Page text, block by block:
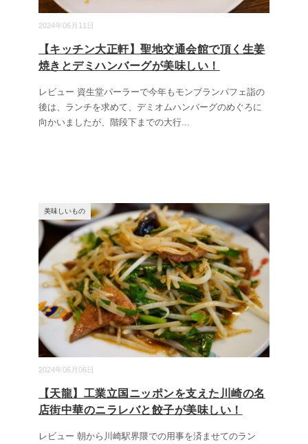
2024年06月11日
【キッチン大正軒】聖地交通会館で頂く生姜
焼きとデミハンバーグが美味しい！
レビュー 資生堂パーラーで今年もモンブランパフェ詣の
後は、ランチを求めて、デミオムハンバーグのめぐろに
向かいましたが、階段下までの大行...
2024年06月06日
美味しいもの
【天龍】工業立国ニッポンを支えた川崎の名
店街中華のニラレバと餃子が美味しい！
レビュー 朝から川崎駅界隈での用事を済ませてのラン